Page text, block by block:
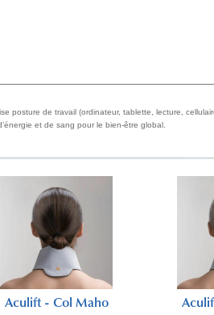
posture de travail (ordinateur, tablette, lecture,
et de sang pour le bien-être global.
Aculift - Col Maho